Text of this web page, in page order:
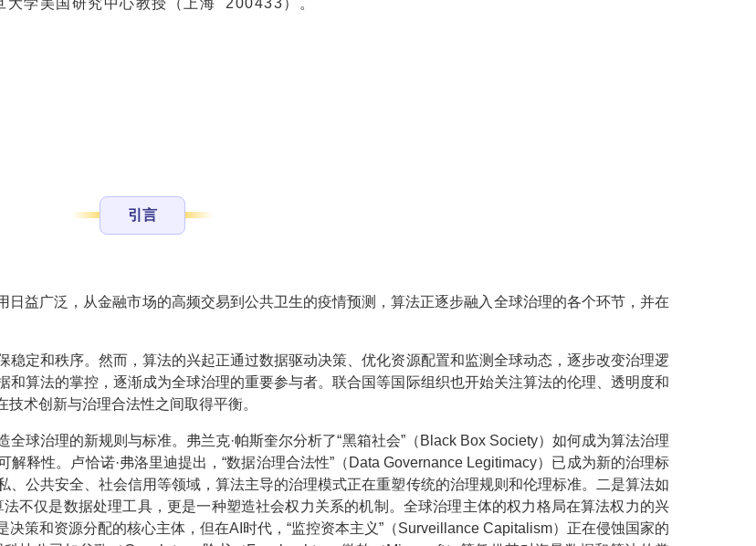
引言
益广泛，从金融市场的高频交易到公共卫生的疫情预测，算法正逐步融入全球治理的各个环节，并在
定和秩序。然而，算法的兴起正通过数据驱动决策、优化资源配置和监测全球动态，逐步改变治理逻
算法的掌控，逐渐成为全球治理的重要参与者。联合国等国际组织也开始关注算法的伦理、透明度和
术创新与治理合法性之间取得平衡。
球治理的新规则与标准。弗兰克·帕斯奎尔分析了“黑箱社会”（Black Box Society）如何成为算法治理
释性。卢恰诺·弗洛里迪提出，“数据治理合法性”（Data Governance Legitimacy）已成为新的治理标
公共安全、社会信用等领域，算法主导的治理模式正在重塑传统的治理规则和伦理标准。二是算法如
不仅是数据处理工具，更是一种塑造社会权力关系的机制。全球治理主体的权力格局在算法权力的兴
策和资源分配的核心主体，但在AI时代，“监控资本主义”（Surveillance Capitalism）正在侵蚀国家的